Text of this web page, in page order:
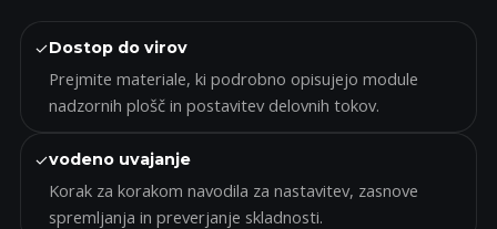
✓Dostop do virov
Prejmite materiale, ki podrobno opisujejo module
nadzornih plošč in postavitev delovnih tokov.
✓vodeno uvajanje
Korak za korakom navodila za nastavitev, zasnove
spremljanja in preverjanje skladnosti.